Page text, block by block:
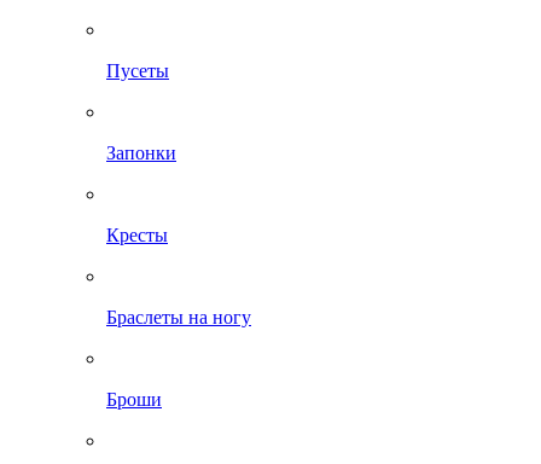
Пусеты
Запонки
Кресты
Браслеты на ногу
Броши